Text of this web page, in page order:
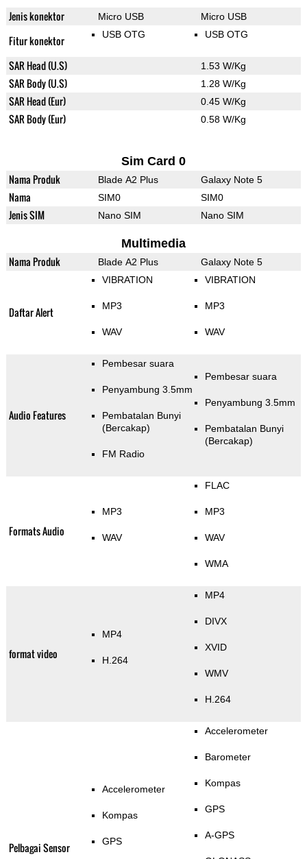
Jenis konektor Micro USB Micro USB
Fitur konektor USB OTG USB OTG
SAR Head (U.S) 1.53 W/Kg
SAR Body (U.S) 1.28 W/Kg
SAR Head (Eur) 0.45 W/Kg
SAR Body (Eur) 0.58 W/Kg
Sim Card 0
Nama Produk Blade A2 Plus Galaxy Note 5
Nama SIM0 SIM0
Jenis SIM Nano SIM Nano SIM
Multimedia
Nama Produk Blade A2 Plus Galaxy Note 5
Daftar Alert
VIBRATION
MP3
WAV
VIBRATION
MP3
WAV
Audio Features
Pembesar suara
Penyambung 3.5mm
Pembatalan Bunyi
(Bercakap)
FM Radio
Pembesar suara
Penyambung 3.5mm
Pembatalan Bunyi
(Bercakap)
Formats Audio
MP3
WAV
FLAC
MP3
WAV
WMA
format video
MP4
H.264
MP4
DIVX
XVID
WMV
H.264
Pelbagai Sensor
Accelerometer
Kompas
GPS
Accelerometer
Barometer
Kompas
GPS
A-GPS